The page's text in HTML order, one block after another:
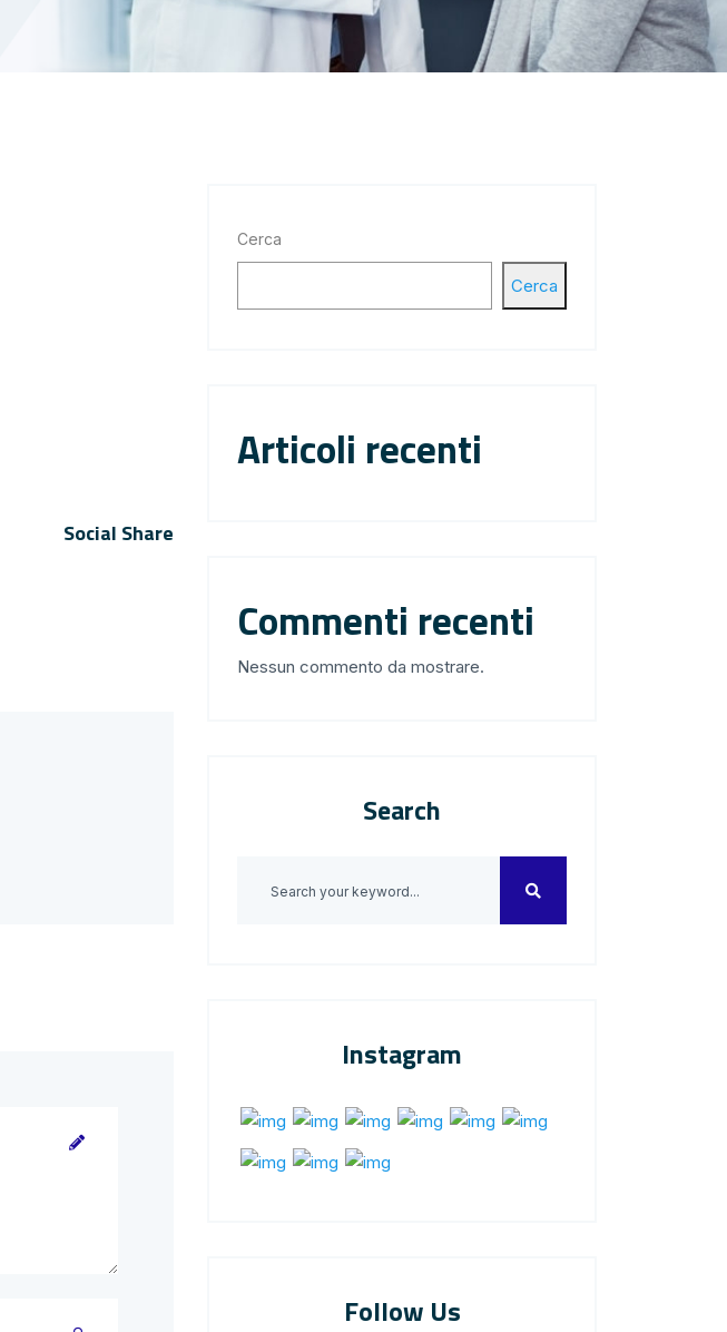
Social Share
Cerca
Cerca
Articoli recenti
Commenti recenti
Nessun commento da mostrare.
Search
Instagram
Follow Us